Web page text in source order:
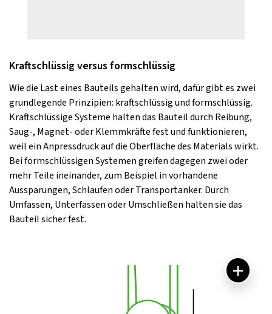
Kraftschlüssig versus formschlüssig
Wie die Last eines Bauteils gehalten wird, dafür gibt es zwei
grundlegende Prinzipien: kraftschlüssig und formschlüssig.
Kraftschlüssige Systeme halten das Bauteil durch Reibung,
Saug-, Magnet- oder Klemmkräfte fest und funktionieren,
weil ein Anpressdruck auf die Oberfläche des Materials wirkt.
Bei formschlüssigen Systemen greifen dagegen zwei oder
mehr Teile ineinander, zum Beispiel in vorhandene
Aussparungen, Schlaufen oder Transportanker. Durch
Umfassen, Unterfassen oder Umschließen halten sie das
Bauteil sicher fest.